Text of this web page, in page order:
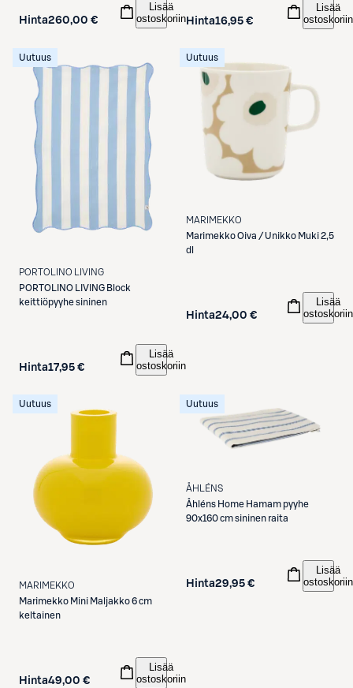
Hinta260,00 €
Lisää
ostoskoriin Hinta16,95 €
Lisää
ostoskoriin
Uutuus
PORTOLINO LIVING
PORTOLINO LIVING Block
keittiöpyyhe sininen
Hinta17,95 €
Lisää
ostoskoriin
Uutuus
MARIMEKKO
MarimekkoOiva / Unikko Muki 2,5
dl
Hinta24,00 €
Lisää
ostoskoriin
Uutuus
MARIMEKKO
Marimekko Mini Maljakko 6 cm
keltainen
Hinta49,00 €
Lisää
ostoskoriin
Uutuus
ÅHLÉNS
Åhléns Home Hamam pyyhe
90x160 cm sininen raita
Hinta29,95 €
Lisää
ostoskoriin